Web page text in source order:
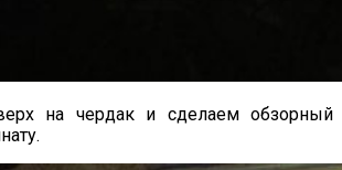
на чердак и сделаем обзорный